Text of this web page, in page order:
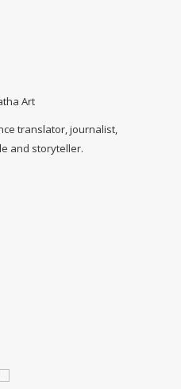
translator, journalist,
and storyteller.